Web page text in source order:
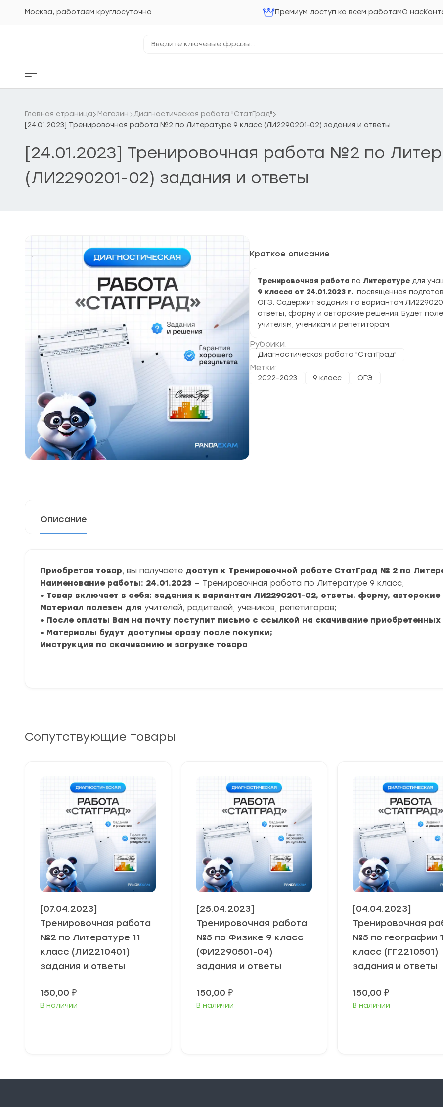
Москва, работаем круглосуточно Премиум доступ ко всем работамО нас
ключевые
Кнопка
бокового
Главная страница Магазин
Диагностическая работа "СтатГрад"
[24.01.2023] Тренировочная работа №2 по Литературе 9 класс (ЛИ2290201-02) задания и ответы
[24.01.2023] Тренировочная работа №2 по
(ЛИ2290201-02) задания и ответы
Краткое описание
Тренировочная работа по Литературе для
9 класса от 24.01.2023 г., посвящённая
ОГЭ. Содержит задания по вариантам
ответы, форму и авторские решения. Будет
учителям, ученикам и репетиторам.
Рубрики:
Диагностическая работа "СтатГрад"
Метки:
2022-2023 9 класс ОГЭ
Описание
Приобретая товар, вы получаете доступ к Тренировочной работе СтатГрад № 2 по
Наименование работы: 24.01.2023 — Тренировочная работа по Литературе 9 класс;
• Товар включает в себя: задания к вариантам ЛИ2290201-02, ответы, форму,
Материал полезен для учителей, родителей, учеников, репетиторов;
• После оплаты Вам на почту поступит письмо с ссылкой на скачивание приобретенных
• Материалы будут доступны сразу после покупки;
Инструкция по скачиванию и загрузке товара
Сопутствующие товары
[07.04.2023]
Тренировочная работа
№2 по Литературе 11
класс (ЛИ2210401)
задания и ответы
150,00 ₽
В наличии
[25.04.2023]
Тренировочная работа
№5 по Физике 9 класс
(ФИ2290501-04)
задания и ответы
150,00 ₽
В наличии
[04.04.2023]
Тренировочная
№5 по географии
класс (ГГ2210501)
задания и ответы
150,00 ₽
В наличии